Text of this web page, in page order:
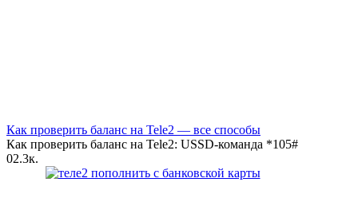
Как проверить баланс на Tele2 — все способы
Как проверить баланс на Tele2: USSD-команда *105#
02.3к.